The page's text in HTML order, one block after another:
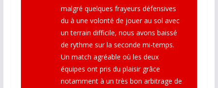
malgré quelques frayeurs défensives
du à une volonté de jouer au sol avec
un terrain difficile, nous avons baissé
de rythme sur la seconde mi-temps.
Un match agréable où les deux
équipes ont pris du plaisir grâce
notamment à un très bon arbitrage de